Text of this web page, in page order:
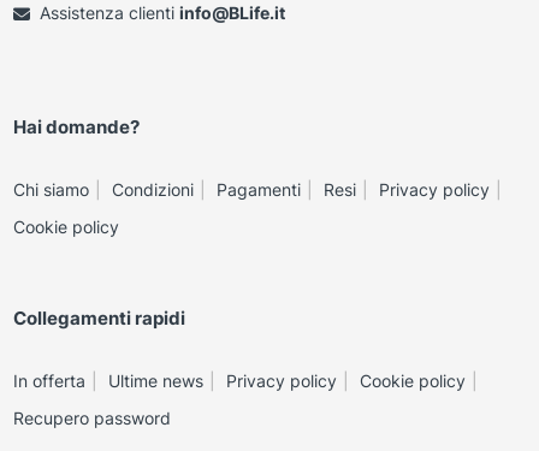
Assistenza clienti info@BLife.it
Hai domande?
Chi siamo Condizioni Pagamenti Resi
Privacy policy
Cookie policy
Collegamenti rapidi
In offerta Ultime news Privacy policy
Cookie policy
Recupero password